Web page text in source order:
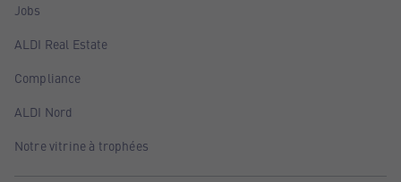
Jobs
ALDI Real Estate
Compliance
ALDI Nord
Notre vitrine à trophées